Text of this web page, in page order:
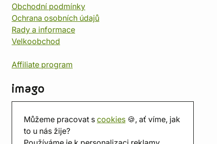
Můžeme pracovat s cookies 🍪, ať víme, jak
to u nás žije?
Obchodní podmínky
Ochrana osobních údajů
Rady a informace
Velkoobchod
Affiliate program
imago
Prodejna
Herna